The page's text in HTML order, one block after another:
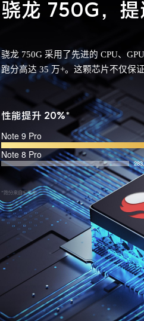
骁龙 750G，
骁龙 750G 采用了先进的 CPU、
跑分高达 35 万+。这颗芯片不仅保
性能提升 20%*
Note 9 Pro
Note 8 Pro
*跑分来自安兔兔